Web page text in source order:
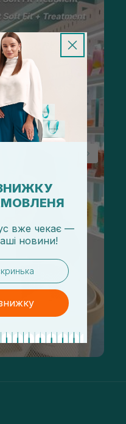
вже чекає —
новини!